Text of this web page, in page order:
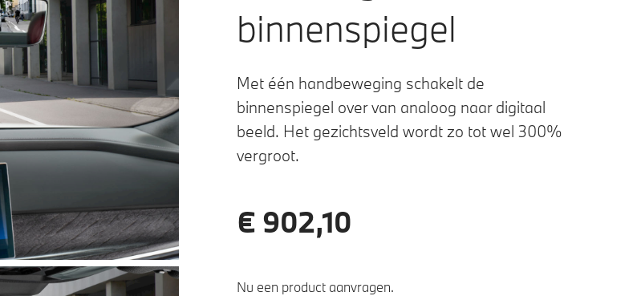
binnenspiegel
Met één handbeweging schakelt de
binnenspiegel over van analoog naar digitaal
beeld. Het gezichtsveld wordt zo tot wel 300%
vergroot.
€ 902,10
Nu een product aanvragen.